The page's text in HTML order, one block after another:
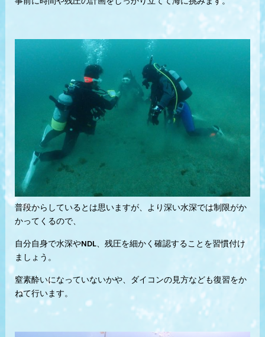
普段からしているとは思いますが、より深い水深では制限がか
かってくるので、
自分自身で水深やNDL、残圧を細かく確認することを習慣付け
ましょう。
窒素酔いになっていないかや、ダイコンの見方なども復習をか
ねて行います。